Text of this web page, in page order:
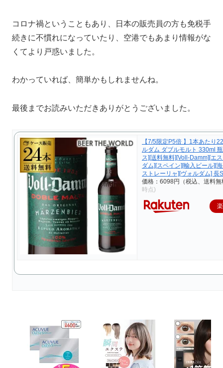
コロナ禍ということもあり、日本の販売員の方も免税手
続きに不慣れになっていたり、空港でもあまり情報がな
くてより戸惑いました。
わかっていれば、簡単かもしれませんね。
最後までお読みいただきありがとうございました。
【7/5限定P5倍 】1本あたり
ルダム ダブルモルト 330ml
ス][送料無料][Voll-Damm][エ
ダム][スペイン][輸入ビール][
ストレーリャ][ヴォルダム] 長S
価格：6098円（税込、送料無
時点)